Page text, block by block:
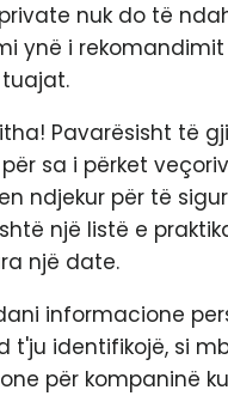
nuk do të
ynë i
Pavarësisht të
sa i përket
ndjekur për të
një listë e
një date.
informacione
t'ju identifikojë, si
për kompaninë